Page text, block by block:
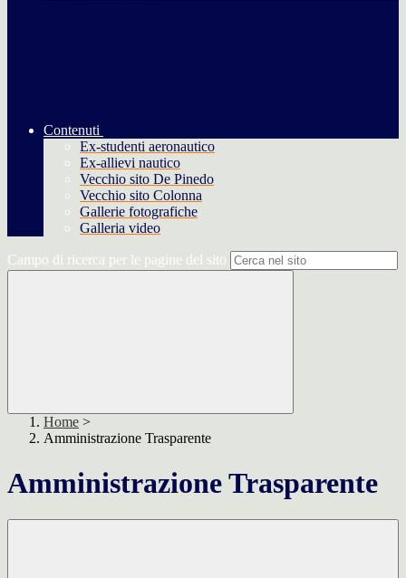
Contenuti
Ex-studenti aeronautico
Ex-allievi nautico
Vecchio sito De Pinedo
Vecchio sito Colonna
Gallerie fotografiche
Galleria video
Campo di ricerca per le pagine del sito
Home >
Amministrazione Trasparente
Amministrazione Trasparente